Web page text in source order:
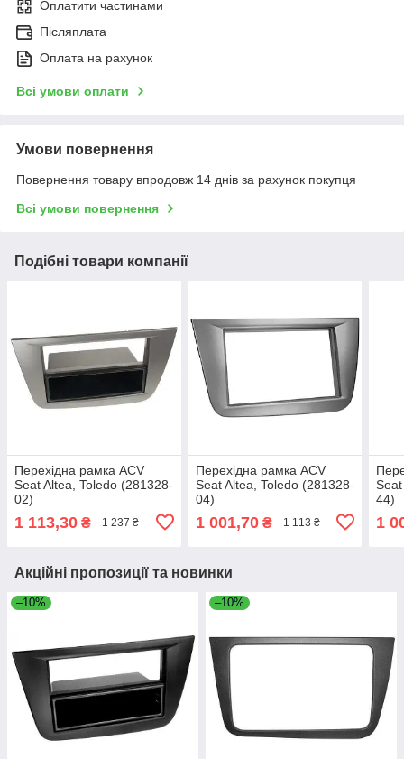
Оплатити частинами
Післяплата
Оплата на рахунок
Всі умови оплати
Умови повернення
Повернення товару впродовж 14 днів за рахунок покупця
Всі умови повернення
Подібні товари компанії
Перехідна рамка ACV
Seat Altea, Toledo (281328-
02)
1 113,30 ₴ 1 237 ₴
Перехідна рамка ACV
Seat Altea, Toledo (281328-
04)
1 001,70₴ 1 113 ₴
44)
1
Акційні пропозиції та новинки
–10% –10%